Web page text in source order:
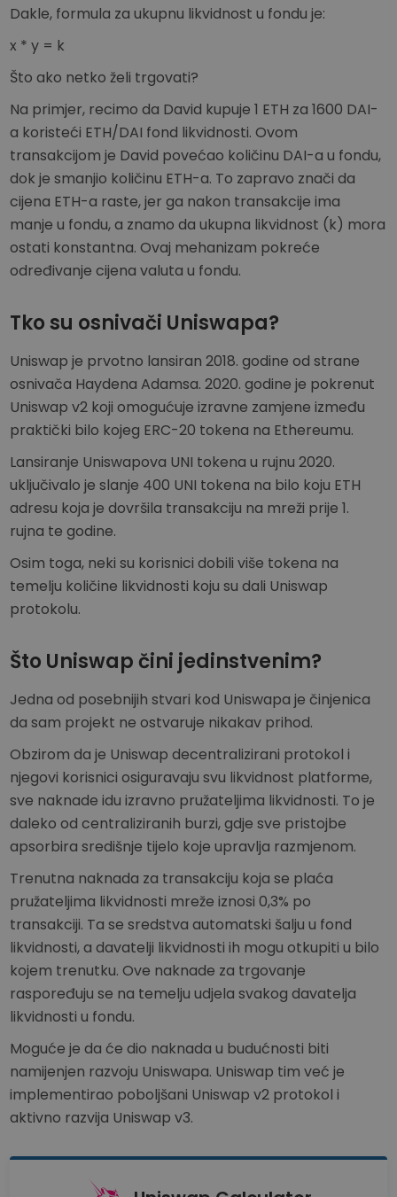
Dakle, formula za ukupnu likvidnost u fondu je:
x * y = k
Što ako netko želi trgovati?
Na primjer, recimo da David kupuje 1 ETH za 1600 DAI-
a koristeći ETH/DAI fond likvidnosti. Ovom
transakcijom je David povećao količinu DAI-a u fondu,
dok je smanjio količinu ETH-a. To zapravo znači da
cijena ETH-a raste, jer ga nakon transakcije ima
manje u fondu, a znamo da ukupna likvidnost (k) mora
ostati konstantna. Ovaj mehanizam pokreće
određivanje cijena valuta u fondu.
Tko su osnivači Uniswapa?
Uniswap je prvotno lansiran 2018. godine od strane
osnivača Haydena Adamsa. 2020. godine je pokrenut
Uniswap v2 koji omogućuje izravne zamjene između
praktički bilo kojeg ERC-20 tokena na Ethereumu.
Lansiranje Uniswapova UNI tokena u rujnu 2020.
uključivalo je slanje 400 UNI tokena na bilo koju ETH
adresu koja je dovršila transakciju na mreži prije 1.
rujna te godine.
Osim toga, neki su korisnici dobili više tokena na
temelju količine likvidnosti koju su dali Uniswap
protokolu.
Što Uniswap čini jedinstvenim?
Jedna od posebnijih stvari kod Uniswapa je činjenica
da sam projekt ne ostvaruje nikakav prihod.
Obzirom da je Uniswap decentralizirani protokol i
njegovi korisnici osiguravaju svu likvidnost platforme,
sve naknade idu izravno pružateljima likvidnosti. To je
daleko od centraliziranih burzi, gdje sve pristojbe
apsorbira središnje tijelo koje upravlja razmjenom.
Trenutna naknada za transakciju koja se plaća
pružateljima likvidnosti mreže iznosi 0,3% po
transakciji. Ta se sredstva automatski šalju u fond
likvidnosti, a davatelji likvidnosti ih mogu otkupiti u bilo
kojem trenutku. Ove naknade za trgovanje
raspoređuju se na temelju udjela svakog davatelja
likvidnosti u fondu.
Moguće je da će dio naknada u budućnosti biti
namijenjen razvoju Uniswapa. Uniswap tim već je
implementirao poboljšani Uniswap v2 protokol i
aktivno razvija Uniswap v3.